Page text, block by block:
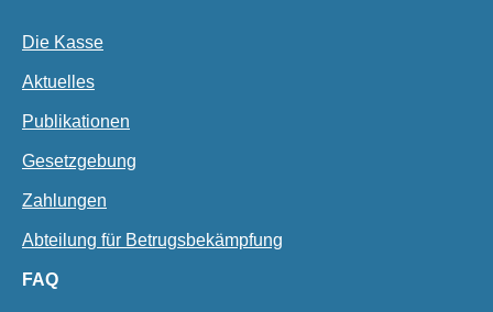
Die Kasse
Aktuelles
Publikationen
Gesetzgebung
Zahlungen
Abteilung für Betrugsbekämpfung
FAQ